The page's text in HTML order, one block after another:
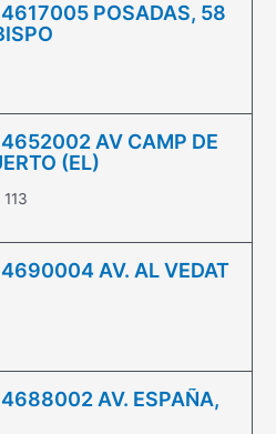
POSADAS, 58
AV CAMP DE
(EL)
AV. AL VEDAT
AV. ESPAÑA,